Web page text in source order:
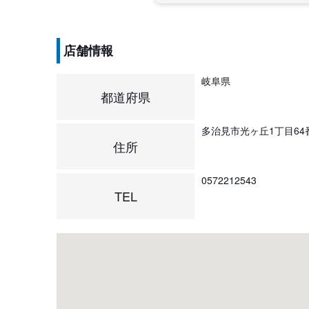
店舗情報
都道府県
岐阜県
住所
多治見市光ヶ丘1丁目64
TEL
0572212543